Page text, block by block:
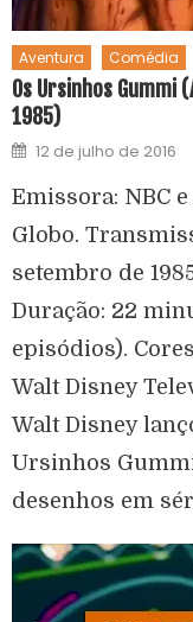
Aventura Comédia
Os Ursinhos Gummi
1985)
12 de julho de 2016
Emissora: NBC
Globo.
setembro de
Duração: 22
episódios).
Walt Disney
Walt Disney
Ursinhos
desenhos em